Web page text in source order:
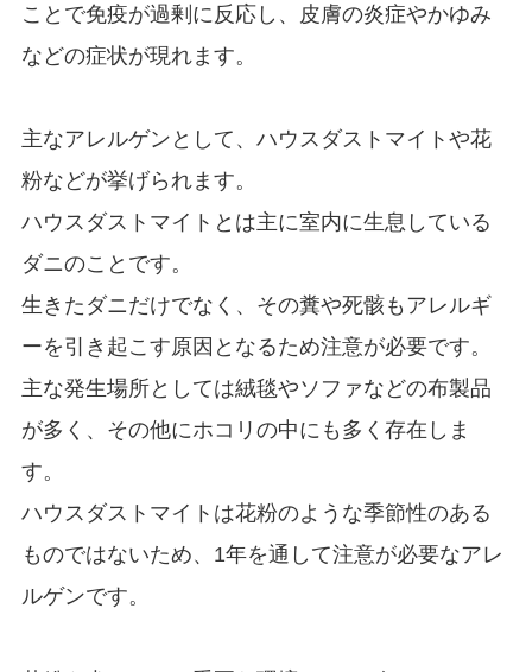
ことで免疫が過剰に反応し、皮膚の炎症やかゆみ
などの症状が現れます。
主なアレルゲンとして、ハウスダストマイトや花
粉などが挙げられます。
ハウスダストマイトとは主に室内に生息している
ダニのことです。
生きたダニだけでなく、その糞や死骸もアレルギ
ーを引き起こす原因となるため注意が必要です。
主な発生場所としては絨毯やソファなどの布製品
が多く、その他にホコリの中にも多く存在しま
す。
ハウスダストマイトは花粉のような季節性のある
ものではないため、1年を通して注意が必要なアレ
ルゲンです。